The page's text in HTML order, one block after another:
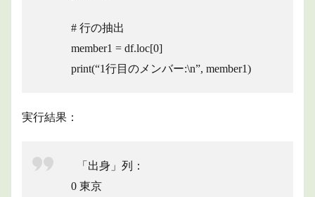
# 行の抽出
member1 = df.loc[0]
print(“1行目のメンバー:\n”, member1)
実行結果：
「出身」列：
0 東京